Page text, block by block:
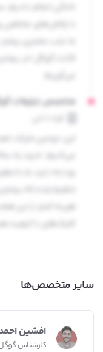
خانگی انجام
با چالش‌های
به جذب مشتری بیشتر
متخصص تبلیغات
این دومین شرکت
می‌کنیم. حدود یه
بودجه دارند ما با
تنظیم شده که
هزینه کمتر از این
کلیک‌های با کیفیت
سایر متخصص‌ها
افشین
کارشناس